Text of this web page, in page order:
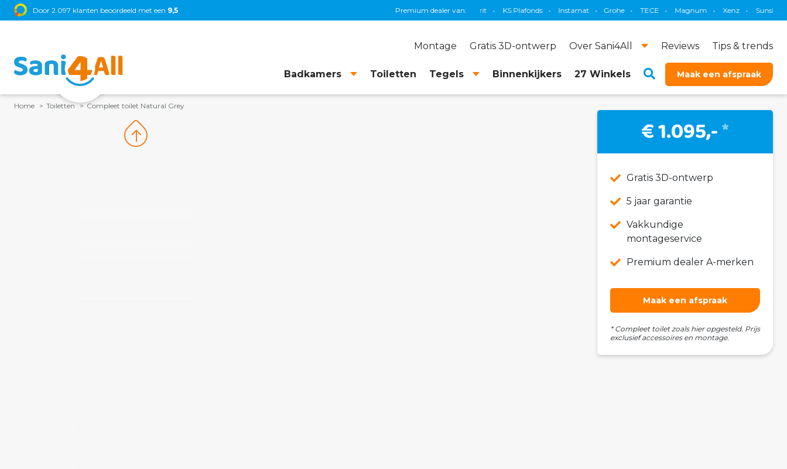
Door 2.097 klanten beoordeeld met een 9,5 Premium dealer van:
Magnum • Xenz • Sunshower • Thebalux Villeroy & Boch • Geberit • KS Plafonds • Instamat Grohe TECE Magnum • Xenz • Sunshower •
Montage Gratis 3D-ontwerp Over Sani4All Reviews Tips & trends
Badkamers Toiletten Tegels Binnenkijkers 27 Winkels Maak een afspraak
Home Toiletten Compleet toilet Natural Grey
€ 1.095,-*
Gratis 3D-ontwerp
5 jaar garantie
Vakkundige
montageservice
Premium dealer A-merken
Maak een afspraak
* Compleet toilet zoals hier opgesteld. Prijs
exclusief accessoires en montage.